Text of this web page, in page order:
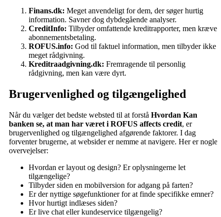
Finans.dk: Meget anvendeligt for dem, der søger hurtig
information. Savner dog dybdegående analyser.
CreditInfo: Tilbyder omfattende kreditrapporter, men kræver
abonnementsbetaling.
ROFUS.info: God til faktuel information, men tilbyder ikke
meget rådgivning.
Kreditraadgivning.dk: Fremragende til personlig
rådgivning, men kan være dyrt.
Brugervenlighed og tilgængelighed
Når du vælger det bedste websted til at forstå Hvordan Kan
banken se, at man har været i ROFUS affects credit, er
brugervenlighed og tilgængelighed afgørende faktorer. I dag
forventer brugerne, at websider er nemme at navigere. Her er nogle
overvejelser:
Hvordan er layout og design? Er oplysningerne let
tilgængelige?
Tilbyder siden en mobilversion for adgang på farten?
Er der nyttige søgefunktioner for at finde specifikke emner?
Hvor hurtigt indlæses siden?
Er live chat eller kundeservice tilgængelig?